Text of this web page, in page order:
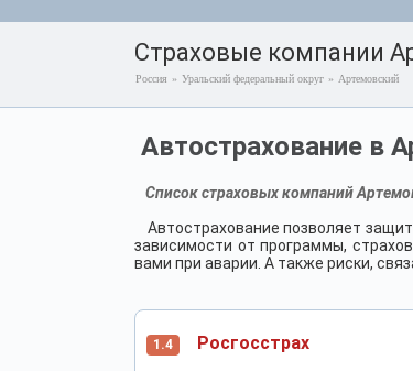
Страховые компании
Россия » Уральский федеральный округ » Артемовский
Автострахование в
Список страховых компаний
Автострахование позволяет
зависимости от программы,
вами при аварии. А также риски,
1.4 Росгосстрах